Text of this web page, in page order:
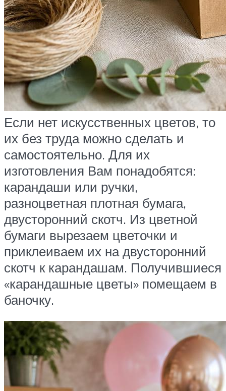
Если нет искусственных цветов, то
их без труда можно сделать и
самостоятельно. Для их
изготовления Вам понадобятся:
карандаши или ручки,
разноцветная плотная бумага,
двусторонний скотч. Из цветной
бумаги вырезаем цветочки и
приклеиваем их на двусторонний
скотч к карандашам. Получившиеся
«карандашные цветы» помещаем в
баночку.